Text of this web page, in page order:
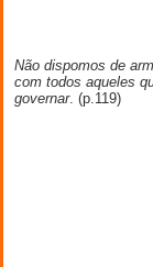
Não dispomos de
com todos aqueles
governar. (p.119)